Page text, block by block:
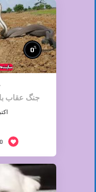
0%
جنگ عقاب با
اکتبر 8,
0